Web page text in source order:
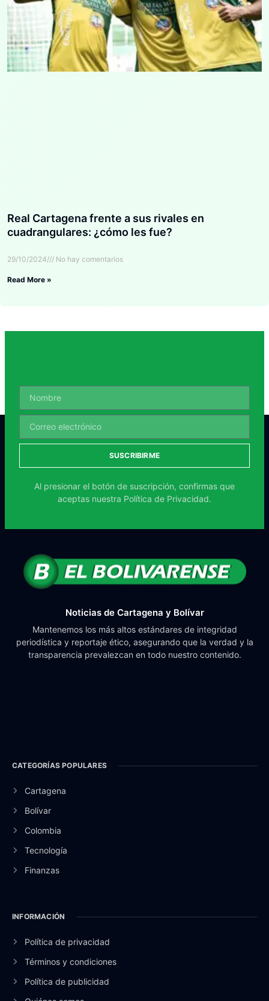
Real Cartagena frente a sus rivales en
cuadrangulares: ¿cómo les fue?
29/10/2024 No hay comentarios
Read More »
SUSCRIBIRME
Al presionar el botón de suscripción, confirmas que
aceptas nuestra Política de Privacidad.
Noticias de Cartagena y Bolívar
Mantenemos los más altos estándares de integridad
periodística y reportaje ético, asegurando que la verdad y la
transparencia prevalezcan en todo nuestro contenido.
CATEGORÍAS POPULARES
Cartagena
Bolívar
Colombia
Tecnología
Finanzas
INFORMACIÓN
Política de privacidad
Términos y condiciones
Política de publicidad